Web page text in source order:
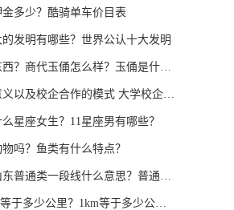
多少？酷骑单车价目表
发明有哪些？世界公认十大发明
？商代玉俑怎么样？玉俑是什么玉？
以及校企合作的模式 大学校企合作什
星座女生？11星座男有哪些？
吗？鱼类有什么特点？
通类一段线什么意思？普通类一段线
多少公里？1km等于多少公里多少米？